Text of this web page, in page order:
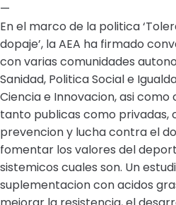
—
En el marco de la politica
dopaje’, la AEA ha firmado
con varias comunidades
Sanidad, Politica Social e
Ciencia e Innovacion, asi
tanto publicas como privadas,
prevencion y lucha contra el
fomentar los valores del
sistemicos cuales son. Un
suplementacion con acidos